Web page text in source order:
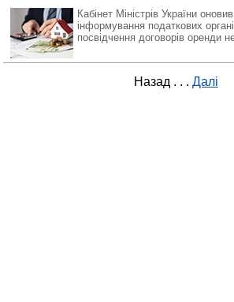
Кабінет Міністрів України
інформування податкових
посвідчення договорів оренди
Назад . . . Далі